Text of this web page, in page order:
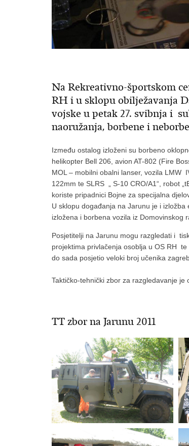
Na Rekreativno-športskom
RH i u sklopu obilježavanja
vojske u petak 27. svibnja i
naoružanja, borbene i
Između ostalog izloženi su borbeno
helikopter Bell 206, avion AT-802 (Fire
MOL – mobilni obalni lanser, vozila LMW
122mm te SLRS „ S-10 CRO/A1“, robot
koriste pripadnici Bojne za specijalna
U sklopu događanja na Jarunu je i
izložena i borbena vozila iz Domovinskog
Posjetitelji na Jarunu mogu razgledati i
projektima privlačenja osoblja u OS RH
do sada posjetio veloki broj učenika
Taktičko-tehnički zbor za razgledavanje
TT zbor na Jarunu 2011